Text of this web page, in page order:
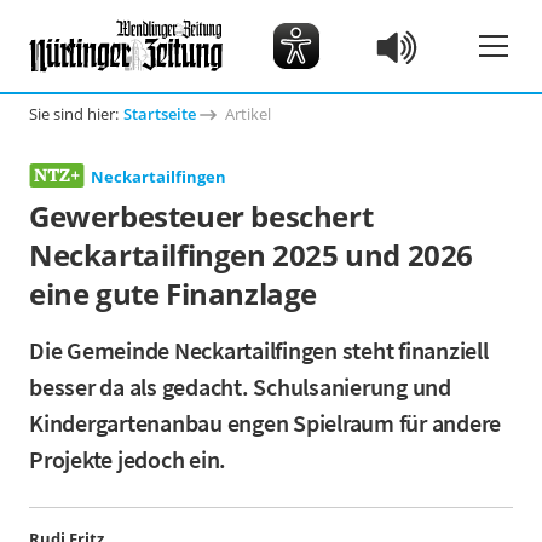
Sie sind hier: Startseite Artikel
Neckartailfingen
Gewerbesteuer beschert
Neckartailfingen 2025 und 2026
eine gute Finanzlage
Die Gemeinde Neckartailfingen steht finanziell
besser da als gedacht. Schulsanierung und
Kindergartenanbau engen Spielraum für andere
Projekte jedoch ein.